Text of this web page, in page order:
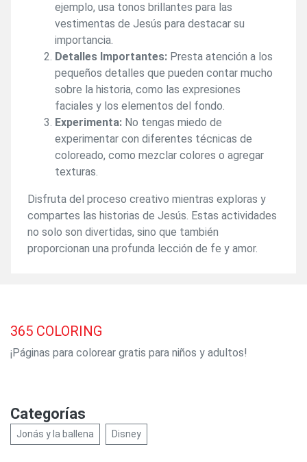
ejemplo, usa tonos brillantes para las
vestimentas de Jesús para destacar su
importancia.
Detalles Importantes: Presta atención a los
pequeños detalles que pueden contar mucho
sobre la historia, como las expresiones
faciales y los elementos del fondo.
Experimenta: No tengas miedo de
experimentar con diferentes técnicas de
coloreado, como mezclar colores o agregar
texturas.
Disfruta del proceso creativo mientras exploras y
compartes las historias de Jesús. Estas actividades
no solo son divertidas, sino que también
proporcionan una profunda lección de fe y amor.
365 COLORING
¡Páginas para colorear gratis para niños y adultos!
Categorías
Jonás y la ballena Disney